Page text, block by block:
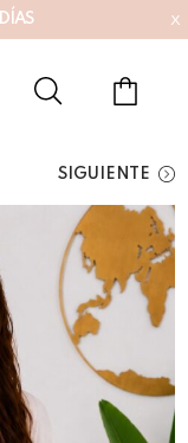
DÍ AS x
SIGUIENTE